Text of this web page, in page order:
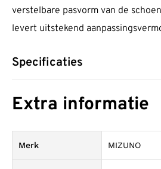
verstelbare pasvorm van de
levert uitstekend
Specificaties
Extra informatie
Merk MIZUNO